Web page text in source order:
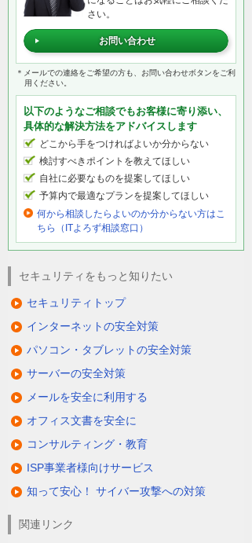
さい。
お問い合わせ
＊メールでの連絡をご希望の方も、お問い合わせボタンをご利
用ください。
以下のようなご相談でもお客様に寄り添い、
具体的な解決方法をアドバイスします
どこから手をつければよいか分からない
検討すべきポイントを教えてほしい
自社に必要なものを提案してほしい
予算内で最適なプランを提案してほしい
何から相談したらよいのか分からない方はこ
ちら（ITよろず相談窓口）
セキュリティをもっと知りたい
セキュリティトップ
インターネットの安全対策
パソコン・タブレットの安全対策
サーバーの安全対策
メールを安全に利用する
オフィス文書を安全に
コンサルティング・教育
ISP事業者様向けサービス
知って安心！ サイバー攻撃への対策
関連リンク